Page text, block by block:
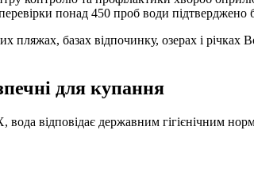
понад 450 проб води підтверджено
пляжах, базах відпочинку, озерах і річках
для купання
відповідає державним гігієнічним